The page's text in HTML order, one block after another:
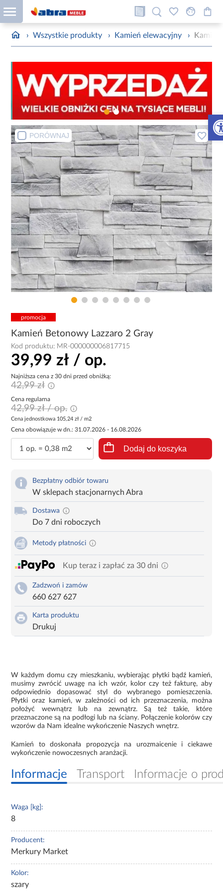
› Wszystkie produkty › Kamień elewacyjny ›
PORÓWNAJ
promocja
Kamień Betonowy Lazzaro 2 Gray
Kod produktu: MR-000000006817715
39,99 zł / op.
Najniższa cena z 30 dni przed obniżką:
42,99 zł
Cena regularna
42,99 zł / op.
Cena jednostkowa 105,24 zł / m2
Cena obowiązuje w dn.: 31.07.2026 - 16.08.2026
Dodaj do koszyka
Bezpłatny odbiór towaru
W sklepach stacjonarnych Abra
Dostawa
Do 7 dni roboczych
Metody płatności
Kup teraz i zapłać za 30 dni
Zadzwoń i zamów
660 627 627
Karta produktu
Drukuj
W każdym domu czy mieszkaniu, wybierając płytki bądź kamień,
musimy zwrócić uwagę na ich wzór, kolor czy też fakturę, aby
odpowiednio dopasować styl do wybranego pomieszczenia.
Płytki oraz kamień, w zależności od ich przeznaczenia, można
położyć wewnątrz lub na zewnątrz. Są też takie, które
przeznaczone są na podłogi lub na ściany. Połączenie kolorów czy
wzorów da Nam idealne wykończenie Naszych wnętrz.
Kamień to doskonała propozycja na urozmaicenie i ciekawe
wykończenie nowoczesnych aranżacji.
Informacje Transport Informacje o
Waga [kg]:
8
Producent:
Merkury Market
Kolor:
szary